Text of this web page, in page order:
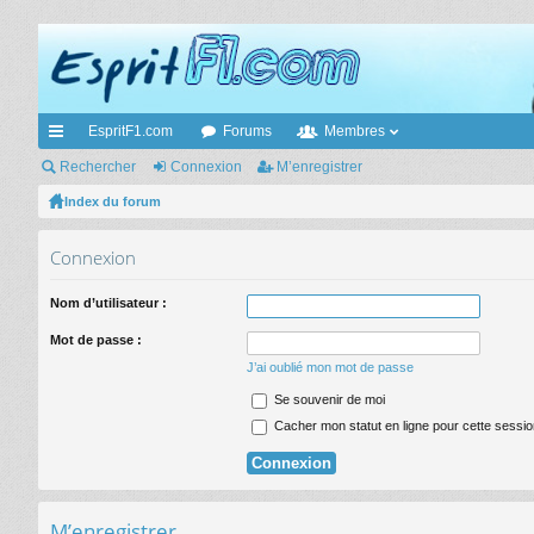
cc
ès
de
EspritF1.com Forums Membres
Rechercher Connexion M’enregistrer
Index du forum
Connexion
Nom d’utilisateur :
Mot de passe :
J’ai oublié mon mot de passe
Se souvenir de moi
Cacher mon statut en ligne pour cette